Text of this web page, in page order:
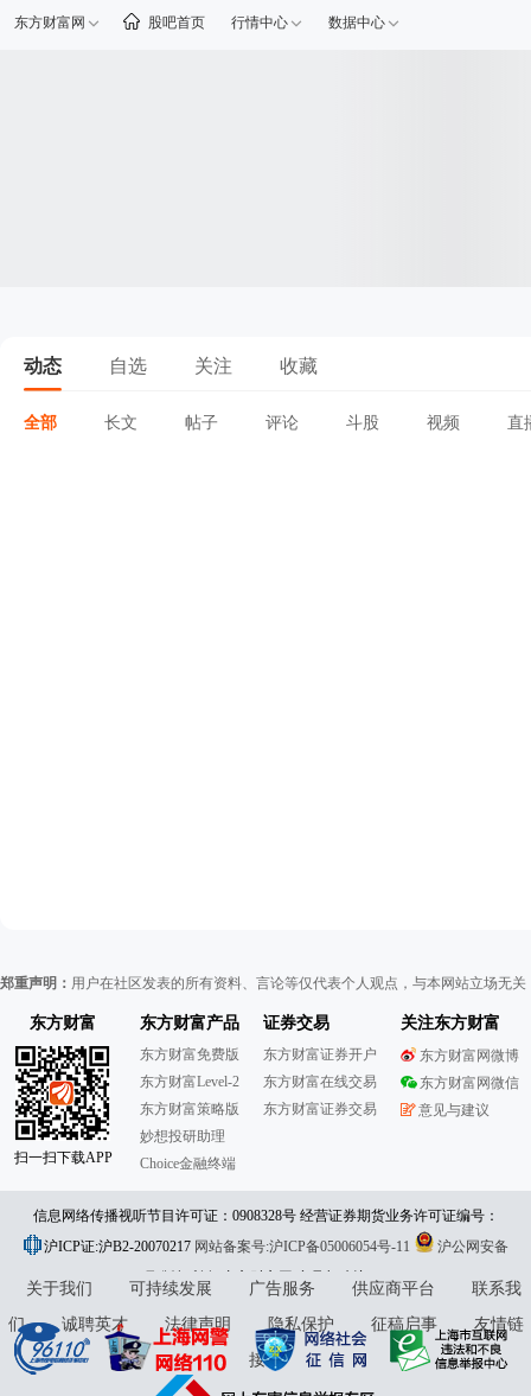
东方财富网 股吧首页 行情中心 数据中心
动态 自选 关注 收藏
全部 长文 帖子 评论 斗股 视频 直
郑重声明： 用户在社区发表的所有资料、言论等仅代表个人观点，与本网站立场无
东方财富
扫一扫下载APP
东方财富产品
东方财富免费版
东方财富Level-2
东方财富策略版
妙想投研助理
Choice金融终端
证券交易
东方财富证券开户
东方财富在线交易
东方财富证券交易
关注东方财富
东方财富网微博
东方财富网微信
意见与建议
信息网络传播视听节目许可证：0908328号 经营证券期货业务许可证编号：
913101046312860336 违法和不良信息举报:021-61278686 举报邮箱：
jubao@eastmoney.com
沪ICP证:沪B2-20070217 网站备案号:沪ICP备05006054号-11
沪公网安备
31010402000120号版权所有:东方财富网意见与建议:4000300059/952500
关于我们 可持续发展 广告服务 供应商平台
联系我
们
诚聘英才 法律声明 隐私保护 征稿启事
友情链
接